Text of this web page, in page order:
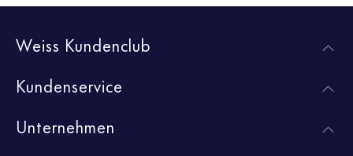
Weiss Kundenclub
Kundenservice
Unternehmen